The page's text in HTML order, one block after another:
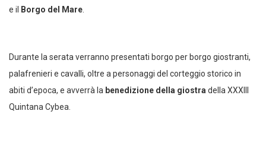
e il
Borgo del Mare.
Durante la serata verranno presentati borgo per borgo giostranti,
palafrenieri e cavalli, oltre a personaggi del corteggio storico in
abiti d’epoca, e avverrà la benedizione della giostradella XXXIII
Quintana Cybea.